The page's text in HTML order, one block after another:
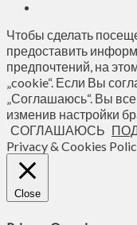
Чтобы сделать
предоставить
предпочтений, на
„cookie“. Если Вы
„Соглашаюсь“. Вы
изменив настройки
СОГЛАШАЮСЬ
Privacy & Cookies
Close